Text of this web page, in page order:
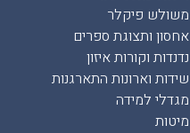
משולש פיקלר
אחסון ותצוגת ספרים
נדנדות וקורות איזון
שידות וארונות התארגנות
מגדלי למידה
מיטות